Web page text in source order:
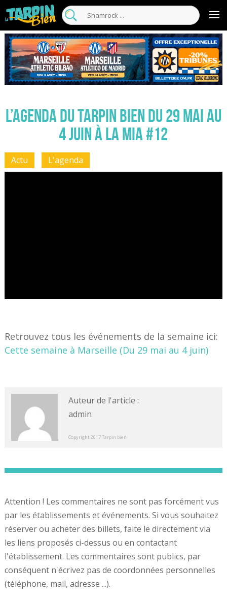
L’agenda du Tarpin Bien du 29 mai au
4 juin à la MIA #12
Actu L'agenda
Retrouvez tous les événements de la semaine ici:
Cette semaine à Marseille (Du 29 mai au 4 juin)
Auteur de l'article :
admin
Copyright 2017 Tarpin bien
Attention ! Les commentaires ne sont pas forcément vus
par les établissements et événements. Si vous souhaitez
réserver ou acheter des billets, faite le directement via
les liens proposés ci-dessus ou en contactant
l'établissement. Les commentaires sont publics, par
conséquent n'écrivez pas de coordonnées personnelles
(téléphone, mail, adresse ...).